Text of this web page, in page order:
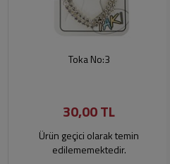
Toka No:3
30,00 TL
Ürün geçici olarak temin
edilememektedir.